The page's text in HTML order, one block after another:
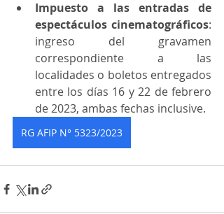
Impuesto a las entradas de
espectáculos cinematográficos:
ingreso del gravamen
correspondiente a las
localidades o boletos entregados
entre los días 16 y 22 de febrero
de 2023, ambas fechas inclusive.
RG AFIP N° 5323/2023